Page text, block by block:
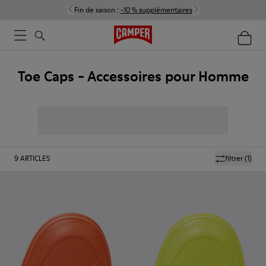
Fin de saison : -10 % supplémentaires
Toe Caps - Accessoires pour Homme
filtrer(1)
9ARTICLES